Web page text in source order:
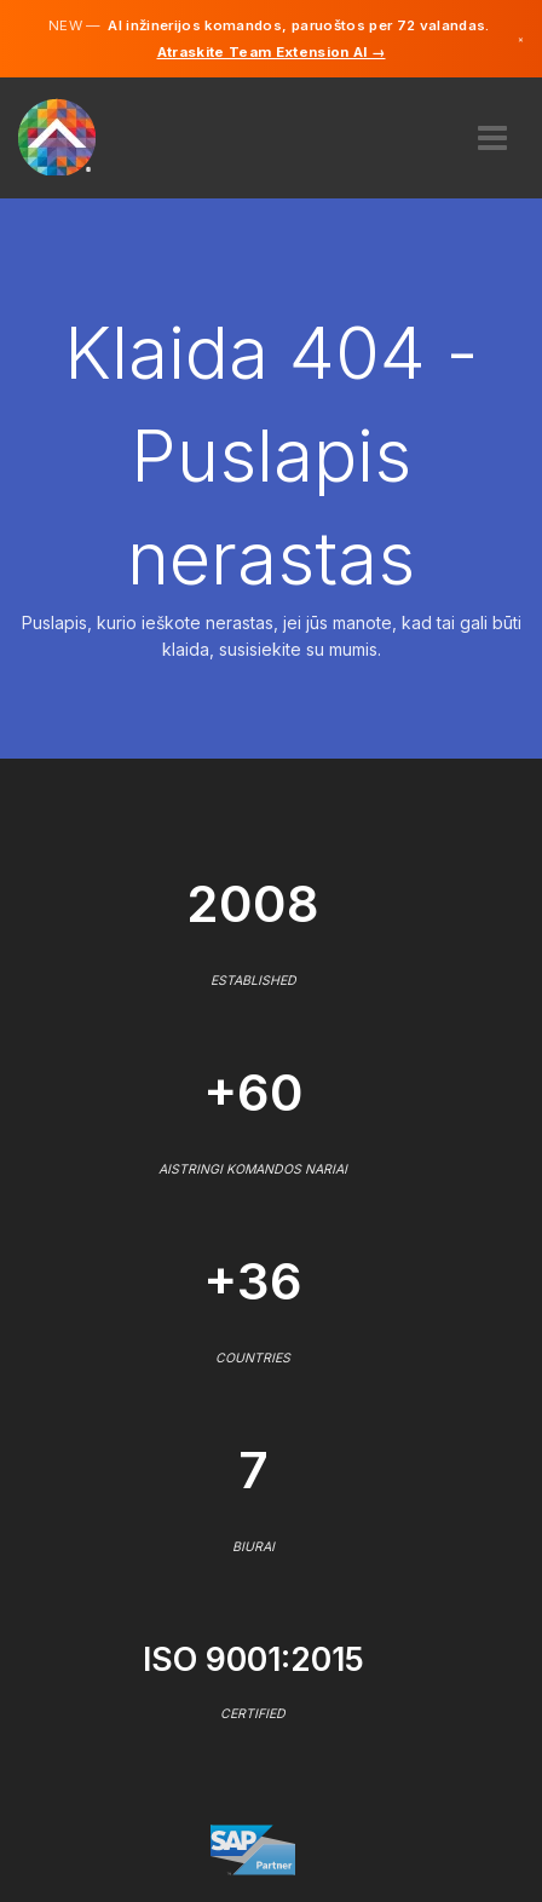
NEW —AI inžinerijos komandos, paruoštos per 72 valandas.
Atraskite Team Extension AI →
×
SAMDYTI
Anglų
Klaida 404 -
Puslapis
nerastas
Puslapis, kurio ieškote nerastas, jei jūs manote, kad tai gali būti
klaida, susisiekite su mumis.
2008
ESTABLISHED
+60
AISTRINGI KOMANDOS NARIAI
+36
COUNTRIES
7
BIURAI
ISO 9001:2015
CERTIFIED